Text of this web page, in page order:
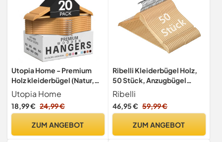
Utopia Home - Premium
Holz kleiderbügel (Natur,
20er-Pack)
Utopia Home
18,99 € 24,99 €
ZUM ANGEBOT
Ribelli Kleiderbügel Holz,
50 Stück, Anzugbügel
Jackenbügel mit 360 Grad
drehbarem Haken & runder
Hosenstange &
Bügel Geeignet für Mantel,
Ribelli
46,95 € 59,99 €
ZUM ANGEBOT